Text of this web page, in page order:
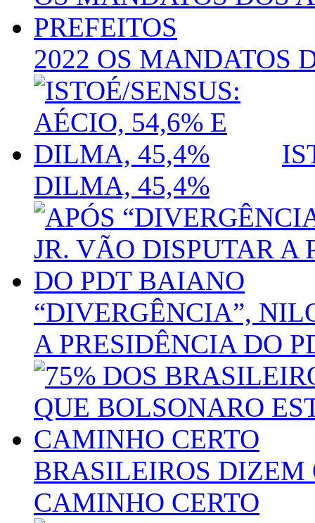
2022 OS MANDATOS
DILMA, 45,4%
“DIVERGÊNCIA”,
A PRESIDÊNCIA DO
BRASILEIROS DIZEM
CAMINHO CERTO